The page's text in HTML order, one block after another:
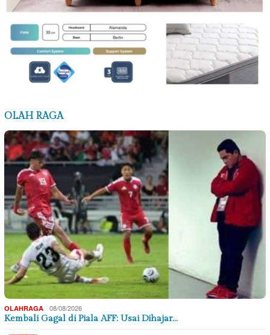
OLAH RAGA
OLAHRAGA 08/08/2026
Kembali Gagal di Piala AFF: Usai Dihajar…